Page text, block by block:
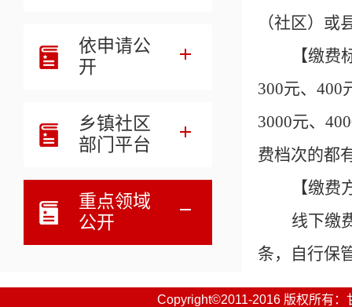
依申请公
开
乡镇社区
部门平台
重点领域
公开
（社区）
【缴费
300元、400
3000元、
费档次的都
【缴费
线下缴
条，自行保
《城乡居民
Copyright©2011-2016 版权所有：